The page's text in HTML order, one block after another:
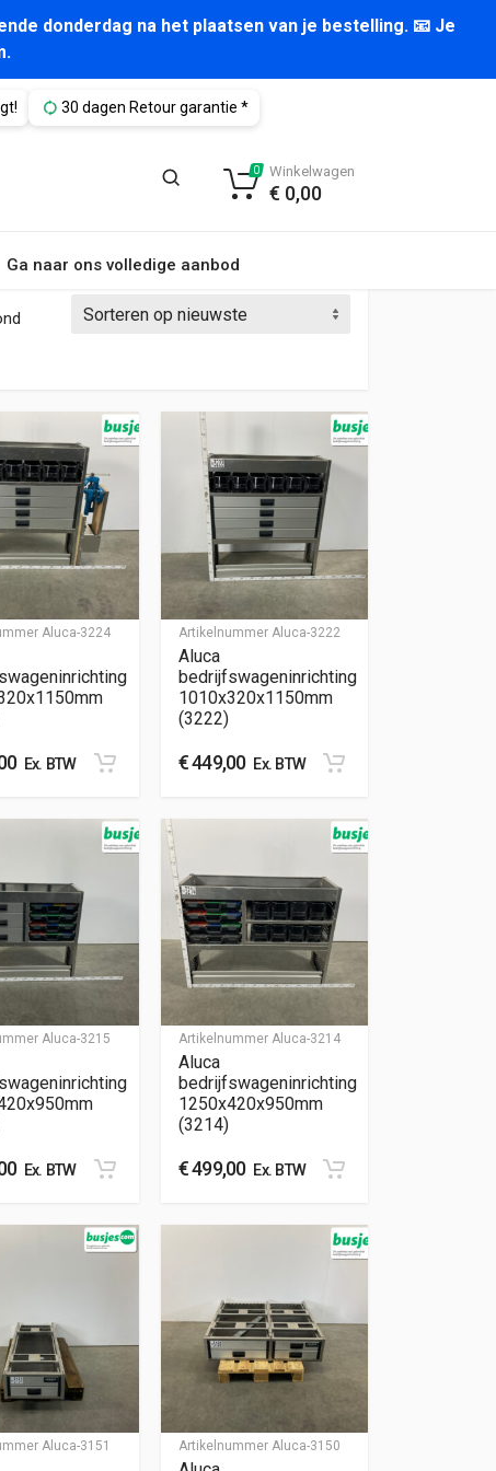
donderdag na het plaatsen van je bestelling. 📧 Je
30 dagen Retour garantie *
Ga naar ons volledige aanbod
0 Winkelwagen
€ 0,00
Gesorteerd op nieuwste
Aluca-3224
Ex. BTW
Artikelnummer Aluca-3222
Aluca
bedrijfswageninrichting
1010x320x1150mm
(3222)
€449,00Ex. BTW
Aluca-3215
Ex. BTW
Artikelnummer Aluca-3214
Aluca
bedrijfswageninrichting
1250x420x950mm
(3214)
€499,00Ex. BTW
Aluca-3151 Artikelnummer Aluca-3150